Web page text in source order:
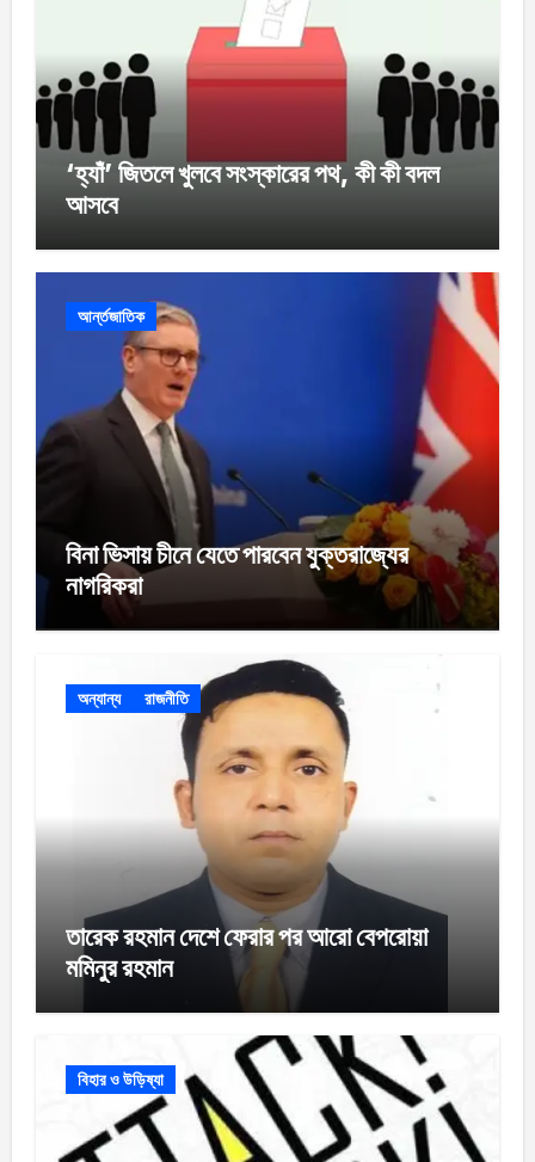
‘হ্যাঁ’ জিতলে খুলবে সংস্কারের পথ, কী কী বদল
আসবে
আর্ন্তজাতিক
বিনা ভিসায় চীনে যেতে পারবেন যুক্তরাজ্যের
নাগরিকরা
অন্যান্য রাজনীতি
তারেক রহমান দেশে ফেরার পর আরো বেপরোয়া
মমিনুর রহমান
বিহার ও উড়িষ্যা